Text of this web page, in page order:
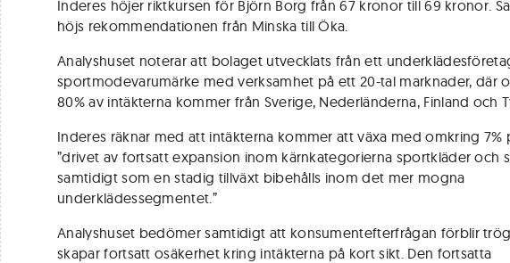
Inderes höjer riktkursen för Björn Borg från 67 kronor till 69 kronor.
höjs rekommendationen från Minska till Öka.
Analyshuset noterar att bolaget utvecklats från ett
sportmodevarumärke med verksamhet på ett 20-tal marknader, där
80% av intäkterna kommer från Sverige, Nederländerna, Finland och
Inderes räknar med att intäkterna kommer att växa med omkring 7%
”drivet av fortsatt expansion inom kärnkategorierna sportkläder och
samtidigt som en stadig tillväxt bibehålls inom det mer mogna
underklädessegmentet.”
Analyshuset bedömer samtidigt att konsumentefterfrågan förblir
skapar fortsatt osäkerhet kring intäkterna på kort sikt. Den fortsatta